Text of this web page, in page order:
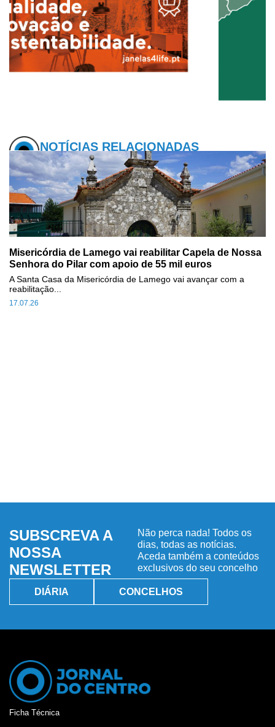
NOTÍCIAS RELACIONADAS
Misericórdia de Lamego vai reabilitar Capela de Nossa
Senhora do Pilar com apoio de 55 mil euros
17.07.26
A Santa Casa da Misericórdia de Lamego vai avançar com a
reabilitação...
SUBSCREVA A
NOSSA
NEWSLETTER
Não perca nada! Todos os
dias, todas as notícias.
Aceda também a conteúdos
exclusivos do seu concelho
DIÁRIA CONCELHOS
Ficha Técnica